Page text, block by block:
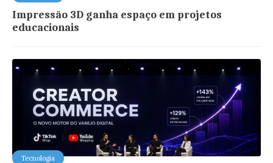
Impressão 3D ganha espaço em projetos
educacionais
Tecnologia